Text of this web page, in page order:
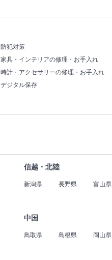
防犯対策
家具・インテリアの修理・お手入れ
時計・アクセサリーの修理・お手入れ
デジタル保存
信越・北陸
新潟県 長野県 富山県
中国
鳥取県 島根県 岡山県